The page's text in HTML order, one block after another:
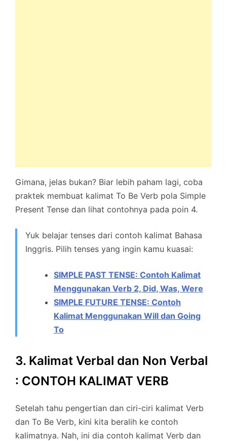
Gimana, jelas bukan? Biar lebih paham lagi, coba
praktek membuat kalimat To Be Verb pola Simple
Present Tense dan lihat contohnya pada poin 4.
Yuk belajar tenses dari contoh kalimat Bahasa
Inggris. Pilih tenses yang ingin kamu kuasai:
SIMPLE PAST TENSE: Contoh Kalimat
Menggunakan Verb 2, Did, Was, Were
SIMPLE FUTURE TENSE: Contoh
Kalimat Menggunakan Will dan Going
To
3. Kalimat Verbal dan Non Verbal
: CONTOH KALIMAT VERB
Setelah tahu pengertian dan ciri-ciri kalimat Verb
dan To Be Verb, kini kita beralih ke contoh
kalimatnya. Nah, ini dia contoh kalimat Verb dan